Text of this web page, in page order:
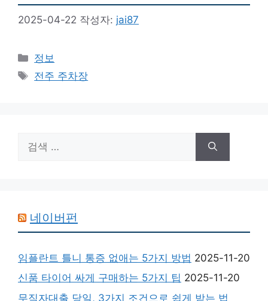
2025-04-22 작성자: jai87
카
테
정보
태
전주 주차장
색:
네이버펀
임플란트 틀니 통증 없애는 5가지 방법 2025-11-20
신품 타이어 싸게 구매하는 5가지 팁 2025-11-20
무직자대출 당일, 3가지 조건으로 쉽게 받는 법